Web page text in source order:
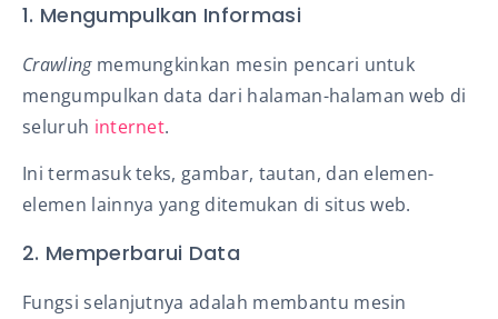
1. Mengumpulkan Informasi
Crawlingmemungkinkan mesin pencari untuk
mengumpulkan data dari halaman-halaman web di
seluruh internet.
Ini termasuk teks, gambar, tautan, dan elemen-
elemen lainnya yang ditemukan di situs web.
2. Memperbarui Data
Fungsi selanjutnya adalah membantu mesin